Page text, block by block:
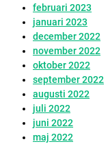
februari 2023
januari 2023
december 2022
november 2022
oktober 2022
september 2022
augusti 2022
juli 2022
juni 2022
maj 2022